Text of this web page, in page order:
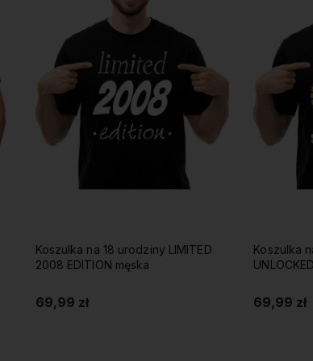
Koszulka na 18 urodziny LIMITED
2008 EDITION męska
69,99 zł
Koszulka
69,99 zł